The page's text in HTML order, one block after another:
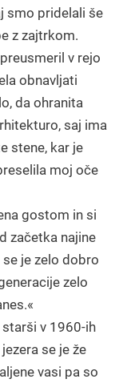
smo pridelali še
z zajtrkom.
v rejo
obnavljati
da ohranita
saj ima
stene, kar je
moj oče
gostom in si
začetka najine
je zelo dobro
zelo
v 1960-ih
se je že
vasi pa so